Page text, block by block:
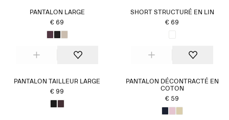
PANTALON LARGE
€ 69
SHORT STRUCTURÉ EN LIN
€ 69
PANTALON TAILLEUR LARGE
€ 99
PANTALON DÉCONTRACTÉ EN
COTON
€ 59